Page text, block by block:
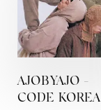
AJOBYAJO -
CODE KOREA